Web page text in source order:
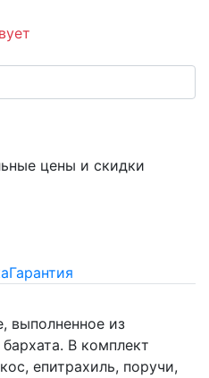
цены и скидки
Гарантия
выполненное из
В комплект
епитрахиль, поручи,